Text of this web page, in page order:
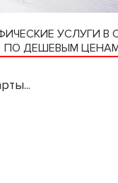
УСЛУГИ В
ПО ДЕШЕВЫМ